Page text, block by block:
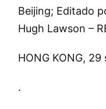
Beijing; Editado
Hugh Lawson –
HONG KONG, 29
.